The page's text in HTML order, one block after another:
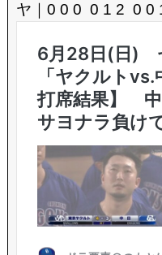
ヤ｜0 0 0 0 1 2 0 0